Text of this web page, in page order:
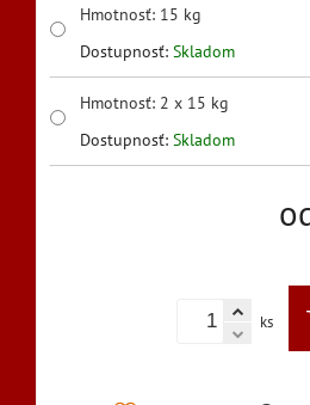
Hmotnosť: 15 kg
Dostupnosť: Skladom
Hmotnosť: 2 x 15 kg
Dostupnosť: Skladom
ks